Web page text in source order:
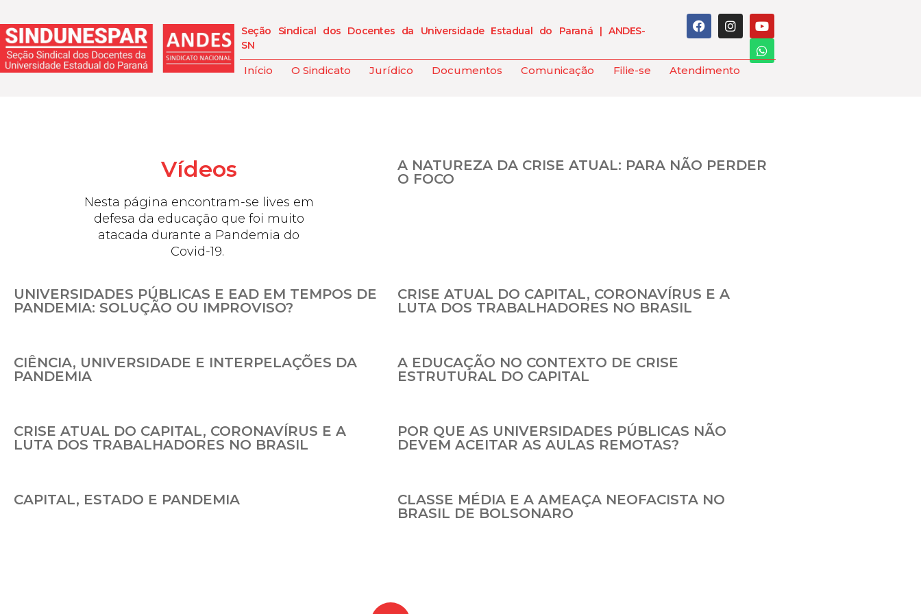
Seção Sindical dos Docentes da Universidade Estadual do Paraná | ANDES-
SN
Início O Sindicato Jurídico Documentos Comunicação Filie-se Atendimento
Vídeos
Nesta página encontram-se lives em
defesa da educação que foi muito
atacada durante a Pandemia do
Covid-19.
A NATUREZA DA CRISE ATUAL: PARA NÃO PERDER
O FOCO
UNIVERSIDADES PÚBLICAS E EAD EM TEMPOS DE
PANDEMIA: SOLUÇÃO OU IMPROVISO?
CRISE ATUAL DO CAPITAL, CORONAVÍRUS E A
LUTA DOS TRABALHADORES NO BRASIL
CIÊNCIA, UNIVERSIDADE E INTERPELAÇÕES DA
PANDEMIA
A EDUCAÇÃO NO CONTEXTO DE CRISE
ESTRUTURAL DO CAPITAL
CRISE ATUAL DO CAPITAL, CORONAVÍRUS E A
LUTA DOS TRABALHADORES NO BRASIL
POR QUE AS UNIVERSIDADES PÚBLICAS NÃO
DEVEM ACEITAR AS AULAS REMOTAS?
CAPITAL, ESTADO E PANDEMIA
CLASSE MÉDIA E A AMEAÇA NEOFACISTA NO
BRASIL DE BOLSONARO